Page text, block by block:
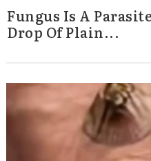
Fungus Is A
Drop Of Plain...